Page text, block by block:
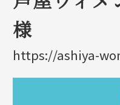
様
https://ashiya-